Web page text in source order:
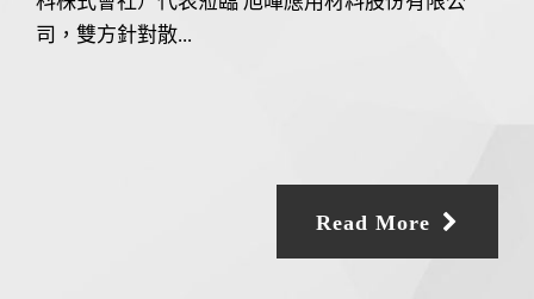
司，雙方針對散...
Read More